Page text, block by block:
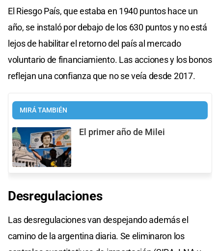
El Riesgo País, que estaba en 1940 puntos hace un
año, se instaló por debajo de los 630 puntos y no está
lejos de habilitar el retorno del país al mercado
voluntario de financiamiento. Las acciones y los bonos
reflejan una confianza que no se veía desde 2017.
MIRÁ TAMBIÉN
El primer año de Milei
Desregulaciones
Las desregulaciones van despejando además el
camino de la argentina diaria. Se eliminaron los